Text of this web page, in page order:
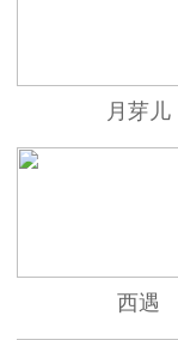
BECK公羊，
质，并创建了
月芽儿
西遇